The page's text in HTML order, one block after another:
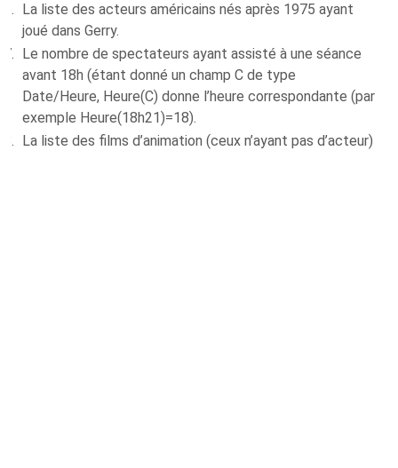
La liste des acteurs américains nés après 1975 ayant
joué dans Gerry.
Le nombre de spectateurs ayant assisté à une séance
avant 18h (étant donné un champ C de type
Date/Heure, Heure(C) donne l’heure correspondante (par
exemple Heure(18h21)=18).
La liste des films d’animation (ceux n’ayant pas d’acteur)